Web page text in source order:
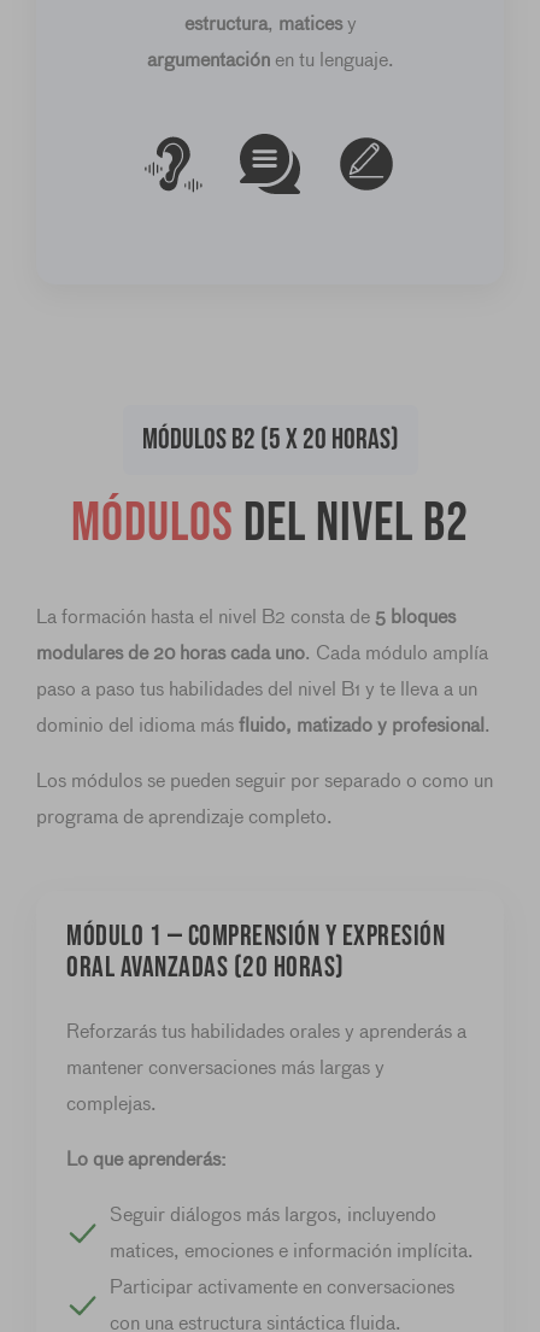
estructura, maticesy
argumentaciónen tu lenguaje.
MÓDULOS B2 (5 X 20 HORAS)
Módulos del nivel B2
La formación hasta el nivel B2 consta de 5 bloques
modulares de 20 horas cada uno. Cada módulo amplía
paso a paso tus habilidades del nivel B1 y te lleva a un
dominio del idioma más fluido, matizado y profesional.
Los módulos se pueden seguir por separado o como un
programa de aprendizaje completo.
MÓDULO 1 — Comprensión y expresión
oral avanzadas (20 horas)
Reforzarás tus habilidades orales y aprenderás a
mantener conversaciones más largas y
complejas.
Lo que aprenderás:
Seguir diálogos más largos, incluyendo
matices, emociones e información implícita.
Participar activamente en conversaciones
con una estructura sintáctica fluida.